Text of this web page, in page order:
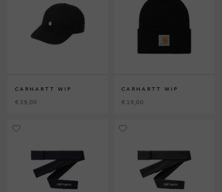
CARHARTT WIP
€ 39,00
CARHARTT WIP
€ 19,00